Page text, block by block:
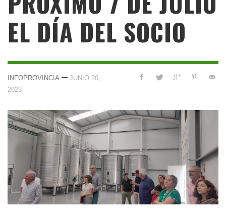
EL DÍA DEL SOCIO
INFOPROVINCIA — JUNIO 20,
2023